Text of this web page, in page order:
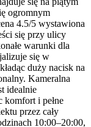
ogromnym
4.5/5 wystawiona
się przy ulicy
warunki dla
się w
duży nacisk na
Kameralna
idealnie
komfort i pełne
przez cały
10:00–20:00,